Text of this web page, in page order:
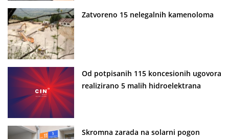
Zatvoreno 15 nelegalnih kamenoloma
Od potpisanih 115 koncesionih ugovora
realizirano 5 malih hidroelektrana
Skromna zarada na solarni pogon